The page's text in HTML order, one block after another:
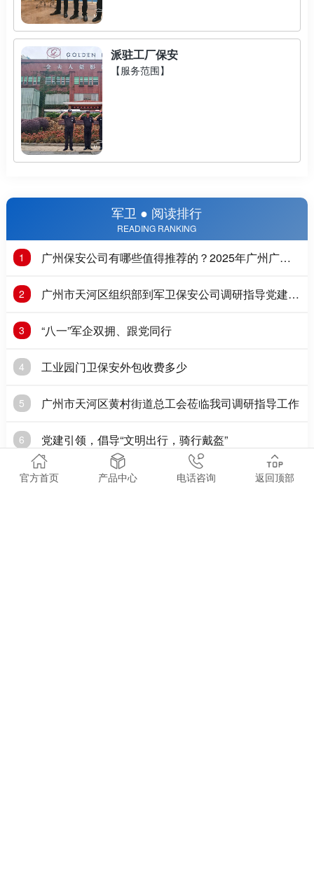
派驻工厂保安
【服务范围】
军卫 ● 阅读排行
READING RANKING
1
广州保安公司有哪些值得推荐的？2025年广州广州
2
广州市天河区组织部到军卫保安公司调研指导党建工
3 “八一”军企双拥、跟党同行
4 工业园门卫保安外包收费多少
5 广州市天河区黄村街道总工会莅临我司调研指导工作
6 党建引领，倡导“文明出行，骑行戴盔”
7 一般情况下哪些行业会需要保安
官方首页 产品中心 电话咨询 返回顶部